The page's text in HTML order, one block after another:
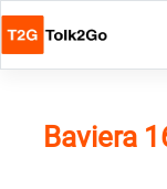
Baviera